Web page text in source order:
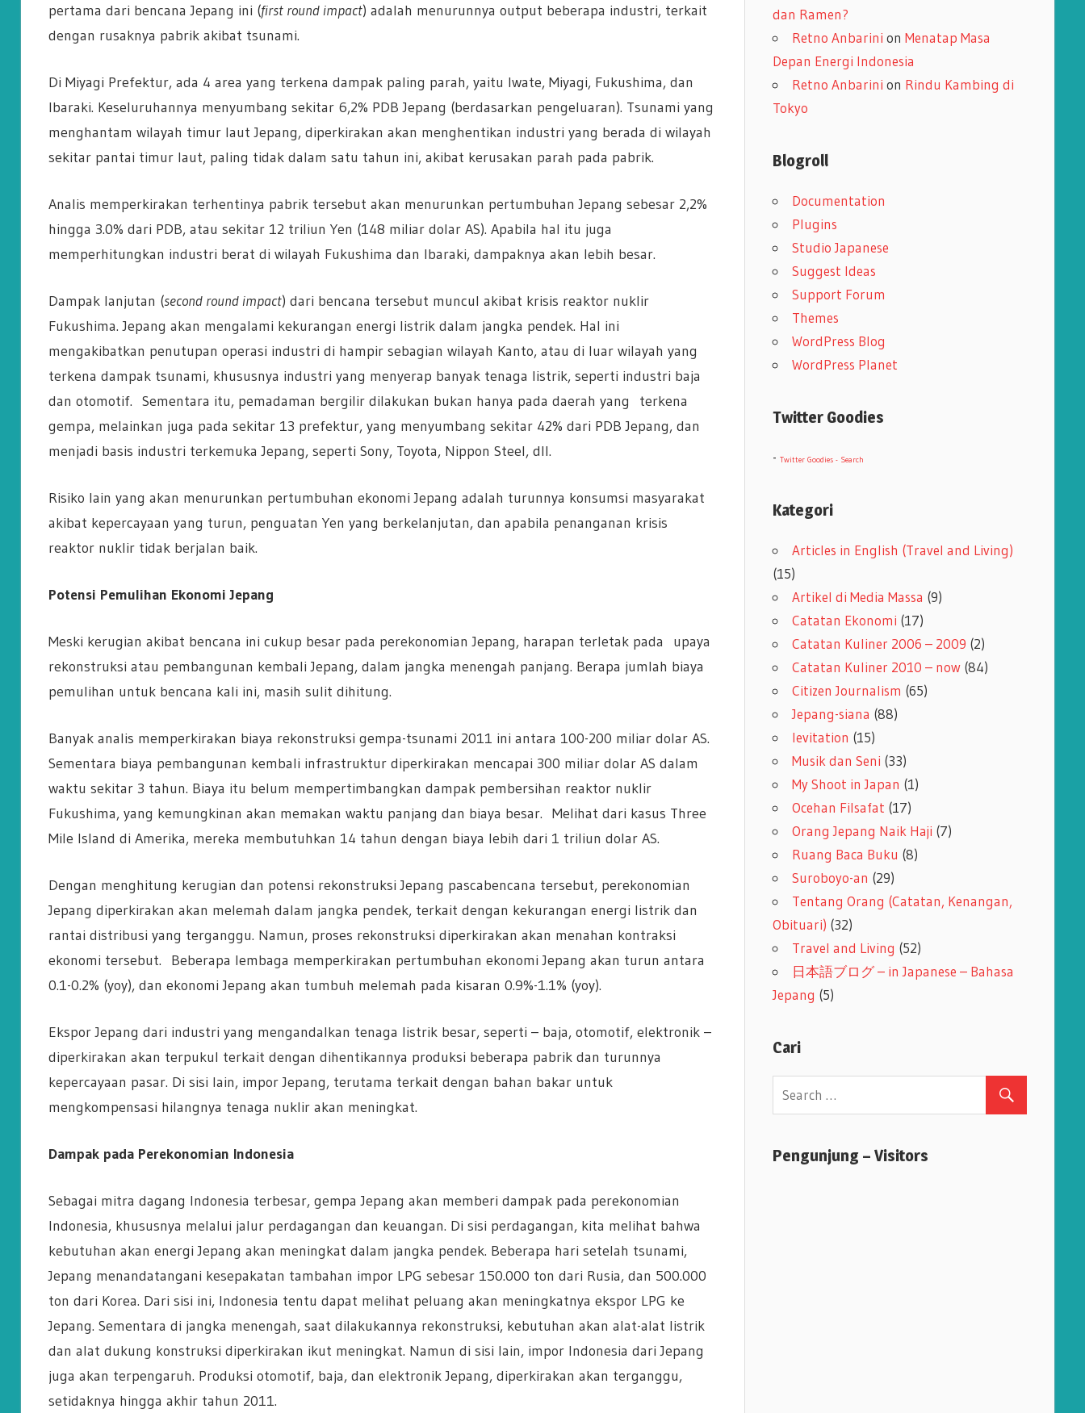
pertama dari bencana Jepang ini (first round impact) adalah menurunnya output beberapa industri, terkait
dengan rusaknya pabrik akibat tsunami.
Di Miyagi Prefektur, ada 4 area yang terkena dampak paling parah, yaitu Iwate, Miyagi, Fukushima, dan
Ibaraki. Keseluruhannya menyumbang sekitar 6,2% PDB Jepang (berdasarkan pengeluaran). Tsunami yang
menghantam wilayah timur laut Jepang, diperkirakan akan menghentikan industri yang berada di wilayah
sekitar pantai timur laut, paling tidak dalam satu tahun ini, akibat kerusakan parah pada pabrik.
Analis memperkirakan terhentinya pabrik tersebut akan menurunkan pertumbuhan Jepang sebesar 2,2%
hingga 3.0% dari PDB, atau sekitar 12 triliun Yen (148 miliar dolar AS). Apabila hal itu juga
memperhitungkan industri berat di wilayah Fukushima dan Ibaraki, dampaknya akan lebih besar.
Dampak lanjutan (second round impact) dari bencana tersebut muncul akibat krisis reaktor nuklir
Fukushima. Jepang akan mengalami kekurangan energi listrik dalam jangka pendek. Hal ini
mengakibatkan penutupan operasi industri di hampir sebagian wilayah Kanto, atau di luar wilayah yang
terkena dampak tsunami, khususnya industri yang menyerap banyak tenaga listrik, seperti industri baja
dan otomotif. Sementara itu, pemadaman bergilir dilakukan bukan hanya pada daerah yang terkena
gempa, melainkan juga pada sekitar 13 prefektur, yang menyumbang sekitar 42% dari PDB Jepang, dan
menjadi basis industri terkemuka Jepang, seperti Sony, Toyota, Nippon Steel, dll.
Risiko lain yang akan menurunkan pertumbuhan ekonomi Jepang adalah turunnya konsumsi masyarakat
akibat kepercayaan yang turun, penguatan Yen yang berkelanjutan, dan apabila penanganan krisis
reaktor nuklir tidak berjalan baik.
Potensi Pemulihan Ekonomi Jepang
Meski kerugian akibat bencana ini cukup besar pada perekonomian Jepang, harapan terletak pada upaya
rekonstruksi atau pembangunan kembali Jepang, dalam jangka menengah panjang. Berapa jumlah biaya
pemulihan untuk bencana kali ini, masih sulit dihitung.
Banyak analis memperkirakan biaya rekonstruksi gempa-tsunami 2011 ini antara 100-200 miliar dolar AS.
Sementara biaya pembangunan kembali infrastruktur diperkirakan mencapai 300 miliar dolar AS dalam
waktu sekitar 3 tahun. Biaya itu belum mempertimbangkan dampak pembersihan reaktor nuklir
Fukushima, yang kemungkinan akan memakan waktu panjang dan biaya besar. Melihat dari kasus Three
Mile Island di Amerika, mereka membutuhkan 14 tahun dengan biaya lebih dari 1 triliun dolar AS.
Dengan menghitung kerugian dan potensi rekonstruksi Jepang pascabencana tersebut, perekonomian
Jepang diperkirakan akan melemah dalam jangka pendek, terkait dengan kekurangan energi listrik dan
rantai distribusi yang terganggu. Namun, proses rekonstruksi diperkirakan akan menahan kontraksi
ekonomi tersebut. Beberapa lembaga memperkirakan pertumbuhan ekonomi Jepang akan turun antara
0.1-0.2% (yoy), dan ekonomi Jepang akan tumbuh melemah pada kisaran 0.9%-1.1% (yoy).
Ekspor Jepang dari industri yang mengandalkan tenaga listrik besar, seperti – baja, otomotif, elektronik –
diperkirakan akan terpukul terkait dengan dihentikannya produksi beberapa pabrik dan turunnya
kepercayaan pasar. Di sisi lain, impor Jepang, terutama terkait dengan bahan bakar untuk
mengkompensasi hilangnya tenaga nuklir akan meningkat.
Dampak pada Perekonomian Indonesia
Sebagai mitra dagang Indonesia terbesar, gempa Jepang akan memberi dampak pada perekonomian
Indonesia, khususnya melalui jalur perdagangan dan keuangan. Di sisi perdagangan, kita melihat bahwa
kebutuhan akan energi Jepang akan meningkat dalam jangka pendek. Beberapa hari setelah tsunami,
Jepang menandatangani kesepakatan tambahan impor LPG sebesar 150.000 ton dari Rusia, dan 500.000
ton dari Korea. Dari sisi ini, Indonesia tentu dapat melihat peluang akan meningkatnya ekspor LPG ke
Jepang. Sementara di jangka menengah, saat dilakukannya rekonstruksi, kebutuhan akan alat-alat listrik
dan alat dukung konstruksi diperkirakan ikut meningkat. Namun di sisi lain, impor Indonesia dari Jepang
juga akan terpengaruh. Produksi otomotif, baja, dan elektronik Jepang, diperkirakan akan terganggu,
setidaknya hingga akhir tahun 2011.
dan Ramen?
Retno Anbarini on Menatap Masa
Depan Energi Indonesia
Retno Anbarini on Rindu Kambing di
Tokyo
Blogroll
Documentation
Plugins
Studio Japanese
Suggest Ideas
Support Forum
Themes
WordPress Blog
WordPress Planet
Twitter Goodies
- Twitter Goodies - Search
Kategori
Articles in English (Travel and Living)
(15)
Artikel di Media Massa (9)
Catatan Ekonomi (17)
Catatan Kuliner 2006 – 2009 (2)
Catatan Kuliner 2010 – now(84)
Citizen Journalism (65)
Jepang-siana (88)
levitation (15)
Musik dan Seni (33)
My Shoot in Japan (1)
Ocehan Filsafat (17)
Orang Jepang Naik Haji (7)
Ruang Baca Buku (8)
Suroboyo-an (29)
Tentang Orang (Catatan, Kenangan,
Obituari) (32)
Travel and Living (52)
日本語ブログ – in Japanese – Bahasa
Jepang (5)
Cari
Pengunjung – Visitors